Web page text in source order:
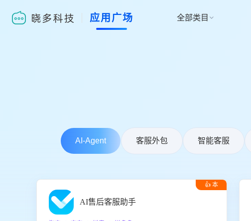
应用广场 全部类目 
AI-Agent 客服外包 智能客服
👍 本
AI售后客服助手